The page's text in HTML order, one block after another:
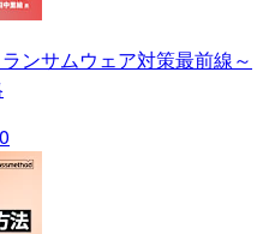
ンサムウェア対策最前線～